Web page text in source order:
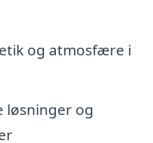
og atmosfære i
løsninger og